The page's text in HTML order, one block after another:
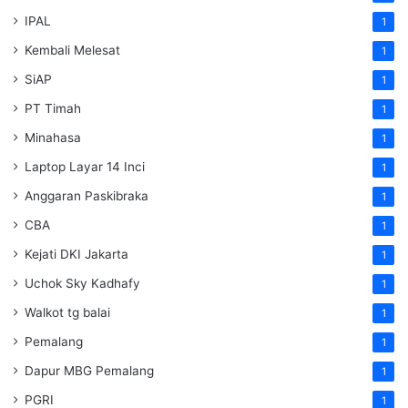
IPAL 1
Kembali Melesat 1
SiAP 1
PT Timah 1
Minahasa 1
Laptop Layar 14 Inci 1
Anggaran Paskibraka 1
CBA 1
Kejati DKI Jakarta 1
Uchok Sky Kadhafy 1
Walkot tg balai 1
Pemalang 1
Dapur MBG Pemalang 1
PGRI 1